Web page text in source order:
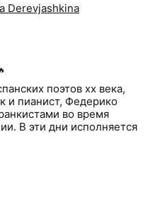
Derevjashkina
поэтов хх века,
и пианист, Федерико
во время
В эти дни исполняется